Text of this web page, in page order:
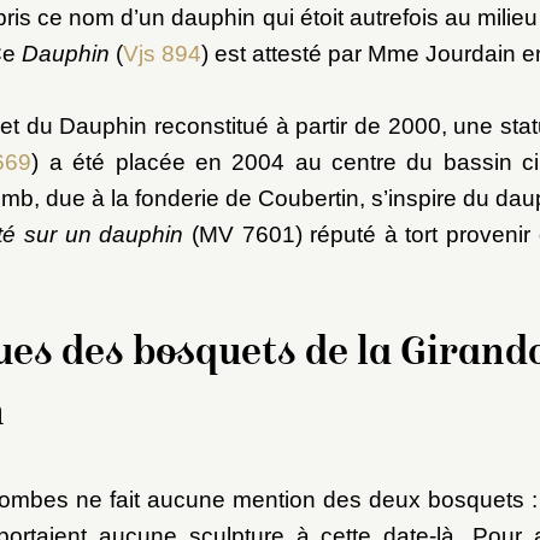
ce nom d’un dauphin qui étoit autrefois au
Dauphin (Vjs 894) est attesté par Mme Jourdain
du Dauphin reconstitué à partir de 2000, une
) a été placée en 2004 au centre du bassin
due à la fonderie de Coubertin, s’inspire du
sur un dauphin (MV 7601) réputé à tort
des bosquets de la
ne fait aucune mention des deux bosquets